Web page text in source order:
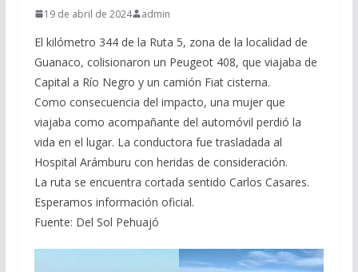
19 de abril de 2024 admin
El kilómetro 344 de la Ruta 5, zona de la localidad de
Guanaco, colisionaron un Peugeot 408, que viajaba de
Capital a Río Negro y un camión Fiat cisterna.
Como consecuencia del impacto, una mujer que
viajaba como acompañante del automóvil perdió la
vida en el lugar. La conductora fue trasladada al
Hospital Arámburu con heridas de consideración.
La ruta se encuentra cortada sentido Carlos Casares.
Esperamos información oficial.
Fuente: Del Sol Pehuajó